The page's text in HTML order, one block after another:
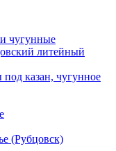
чугунные
литейный
казан, чугунное
(Рубцовск)